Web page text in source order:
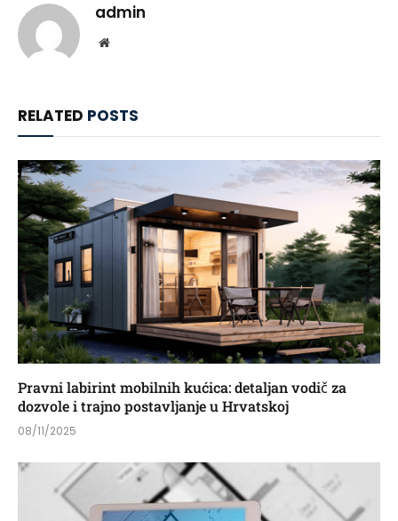
admin
Website
RELATED POSTS
Pravni labirint mobilnih kućica: detaljan vodič za
dozvole i trajno postavljanje u Hrvatskoj
08/11/2025